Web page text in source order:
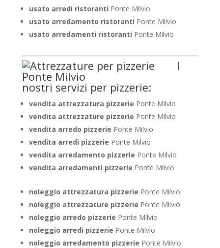
usato arredi ristoranti Ponte Milvio
usato arredamento ristoranti Ponte Milvio
usato arredamenti ristoranti Ponte Milvio
I
nostri servizi per pizzerie:
vendita attrezzatura pizzerie Ponte Milvio
vendita attrezzature pizzerie Ponte Milvio
vendita arredo pizzerie Ponte Milvio
vendita arredi pizzerie Ponte Milvio
vendita arredamento pizzerie Ponte Milvio
vendita arredamenti pizzerie Ponte Milvio
noleggio attrezzatura pizzerie Ponte Milvio
noleggio attrezzature pizzerie Ponte Milvio
noleggio arredo pizzerie Ponte Milvio
noleggio arredi pizzerie Ponte Milvio
noleggio arredamento pizzerie Ponte Milvio